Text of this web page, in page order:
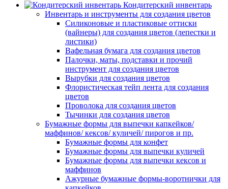
Кондитерский инвентарь
Инвентарь и инструменты для создания цветов
Силиконовые и пластиковые оттиски
(вайнеры) для создания цветов (лепестки и
листики)
Вафельная бумага для создания цветов
Палочки, маты, подставки и прочий
инструмент для создания цветов
Вырубки для создания цветов
Флористическая тейп лента для создания
цветов
Проволока для создания цветов
Тычинки для создания цветов
Бумажные формы для выпечки капкейков/
маффинов/ кексов/ куличей/ пирогов и пр.
Бумажные формы для конфет
Бумажные формы для выпечки куличей
Бумажные формы для выпечки кексов и
маффинов
Ажурные бумажные формы-воротнички для